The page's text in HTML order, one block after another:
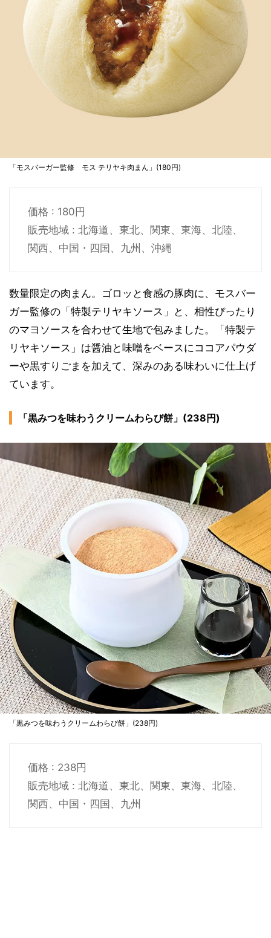
「モスバーガー監修 モス テリヤキ肉まん」(180円)
価格 : 180円
販売地域 : 北海道、東北、関東、東海、北陸、
関西、中国・四国、九州、沖縄
数量限定の肉まん。ゴロッと食感の豚肉に、モスバー
ガー監修の「特製テリヤキソース」と、相性ぴったり
のマヨソースを合わせて生地で包みました。「特製テ
リヤキソース」は醤油と味噌をベースにココアパウダ
ーや黒すりごまを加えて、深みのある味わいに仕上げ
ています。
「黒みつを味わうクリームわらび餅」(238円)
「黒みつを味わうクリームわらび餅」(238円)
価格 : 238円
販売地域 : 北海道、東北、関東、東海、北陸、
関西、中国・四国、九州